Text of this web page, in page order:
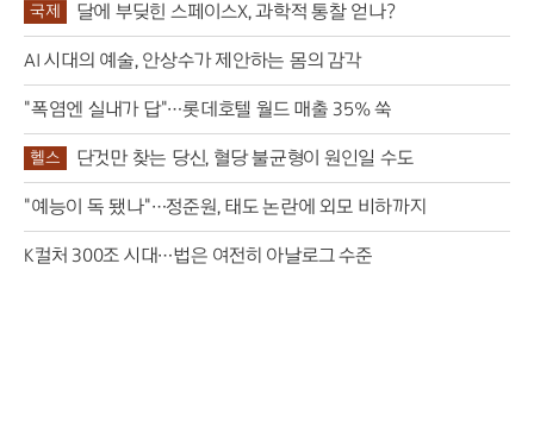
국제 달에 부딪힌 스페이스X, 과학적 통찰 얻나?
AI 시대의 예술, 안상수가 제안하는 몸의 감각
"폭염엔 실내가 답"…롯데호텔 월드 매출 35% 쑥
헬스 단것만 찾는 당신, 혈당 불균형이 원인일 수도
"예능이 독 됐나"…정준원, 태도 논란에 외모 비하까지
K컬처 300조 시대…법은 여전히 아날로그 수준